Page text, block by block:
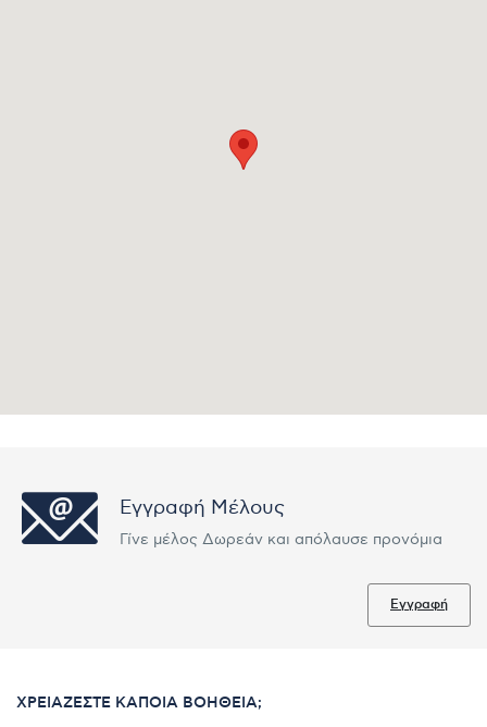
Εγγραφή Μέλους
Γίνε μέλος Δωρεάν και απόλαυσε προνόμια
Εγγραφή
ΧΡΕΙΆΖΕΣΤΕ ΚΆΠΟΙΑ ΒΟΉΘΕΙΑ;